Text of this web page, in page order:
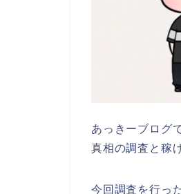
あっきーブログ
真相の調査と稼
今回調査を行っ